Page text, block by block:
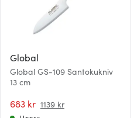
Global
Global GS-109 Santokukniv
13 cm
683 kr 1139 kr